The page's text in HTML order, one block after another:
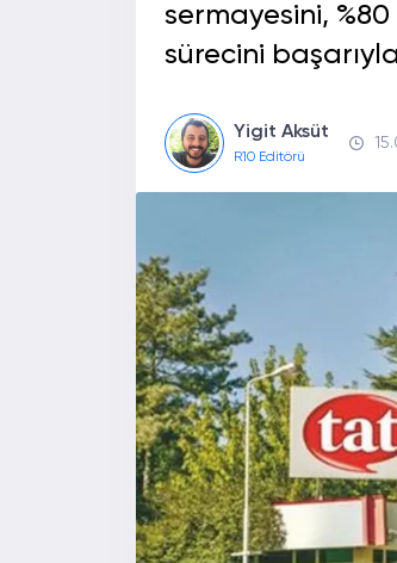
sermayesini,
sürecini
Yigit Aksüt
R10 Editörü